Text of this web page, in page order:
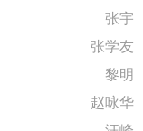
张宇
张学友
黎明
赵咏华